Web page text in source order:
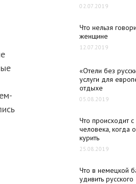
02.07.2019
Что нельзя
женщине
12.07.2019
«Отели без
услуги для
отдыхе
05.08.2019
Что происходит
человека, когда
курить
25.08.2019
Что в немецкой
удивить русского